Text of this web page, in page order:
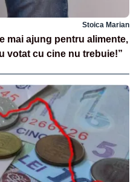
Stoica Marian
mai ajung pentru alimente,
votat cu cine nu trebuie!”